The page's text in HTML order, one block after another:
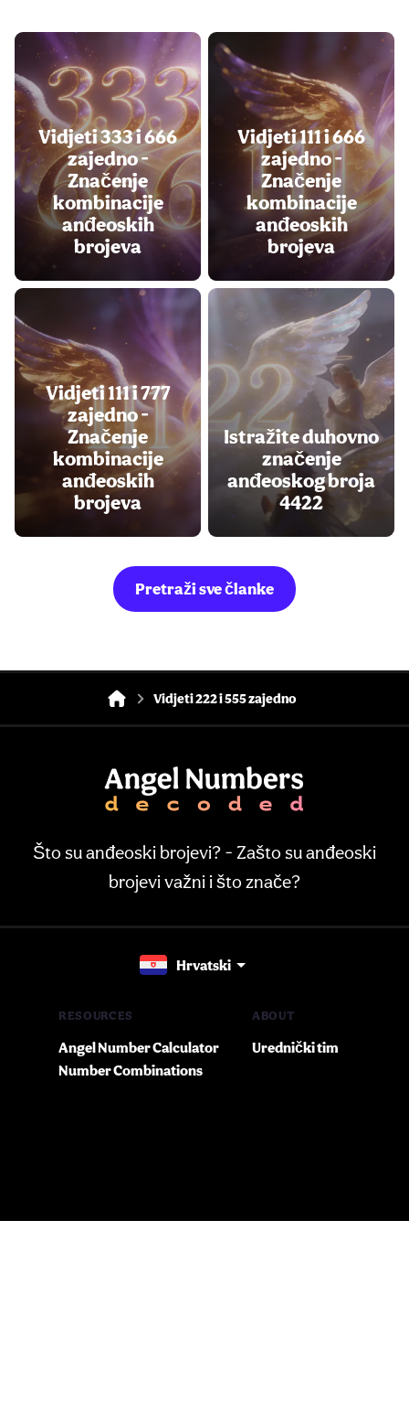
Vidjeti 333 i 666
zajedno -
Značenje
kombinacije
anđeoskih
brojeva
Vidjeti 111 i 666
zajedno -
Značenje
kombinacije
anđeoskih
brojeva
Vidjeti 111 i 777
zajedno -
Značenje
kombinacije
anđeoskih
brojeva
Istražite duhovno
značenje
anđeoskog broja
4422
Pretraži sve članke
Vidjeti 222 i 555 zajedno
Što su anđeoski brojevi? - Zašto su anđeoski
brojevi važni i što znače?
Hrvatski
RESOURCES
Angel Number Calculator
Number Combinations
ABOUT
Urednički tim